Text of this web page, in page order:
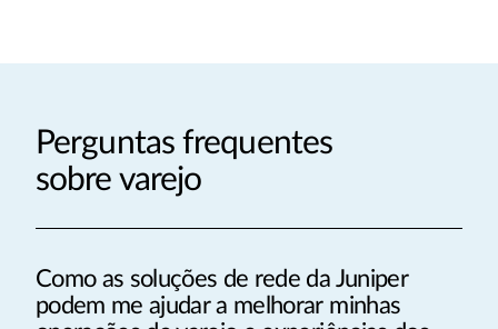
Perguntas frequentes
sobre varejo
Como as soluções de rede da Juniper
podem me ajudar a melhorar minhas